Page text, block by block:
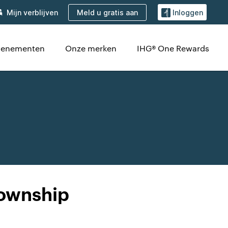
Mijn verblijven Meld u gratis aan Inloggen
Onze merken IHG® One Rewards